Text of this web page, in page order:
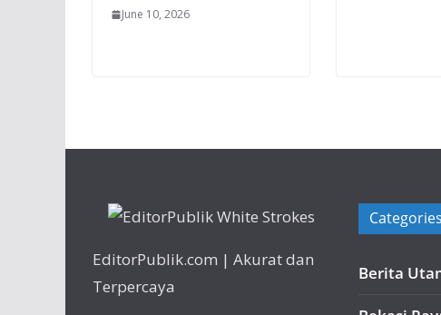
June 10, 2026
EditorPublik.com | Akurat dan
Terpercaya
Categories
Berita